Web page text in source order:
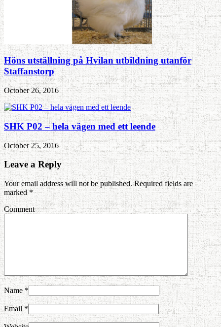
Höns utställning på Hvilan utbildning utanför
Staffanstorp
October 26, 2016
SHK P02 – hela vägen med ett leende
October 25, 2016
Leave a Reply
Your email address will not be published. Required fields are
marked*
Comment
Name *
Email *